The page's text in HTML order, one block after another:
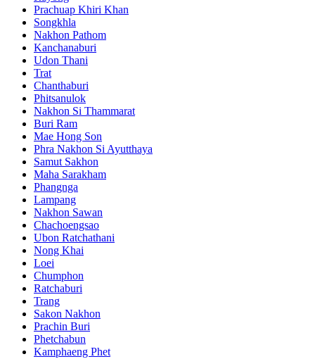
Prachuap Khiri Khan
Songkhla
Nakhon Pathom
Kanchanaburi
Udon Thani
Trat
Chanthaburi
Phitsanulok
Nakhon Si Thammarat
Buri Ram
Mae Hong Son
Phra Nakhon Si Ayutthaya
Samut Sakhon
Maha Sarakham
Phangnga
Lampang
Nakhon Sawan
Chachoengsao
Ubon Ratchathani
Nong Khai
Loei
Chumphon
Ratchaburi
Trang
Sakon Nakhon
Prachin Buri
Phetchabun
Kamphaeng Phet